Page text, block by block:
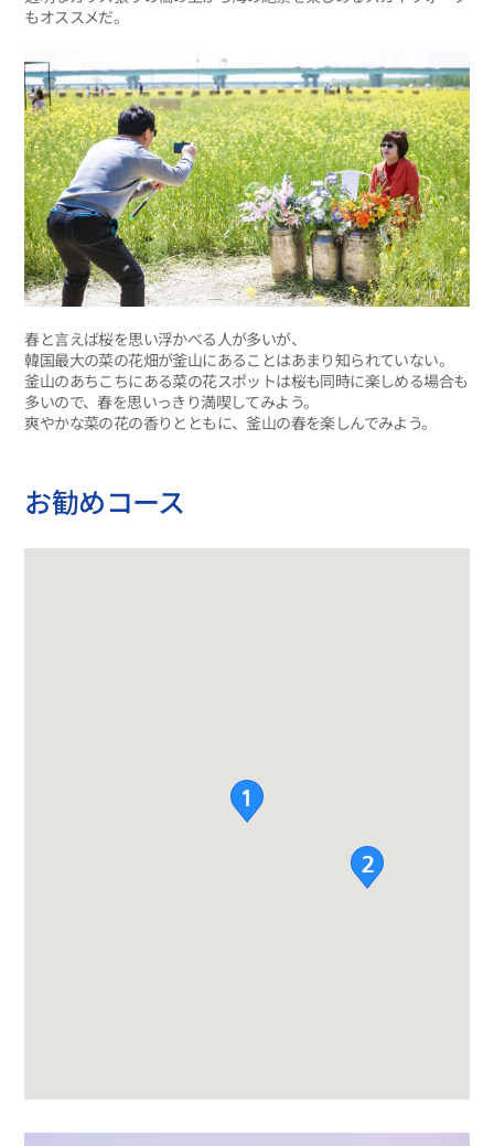
もオススメだ。
春と言えば桜を思い浮かべる人が多いが、
韓国最大の菜の花畑が釜山にあることはあまり知られていない。
釜山のあちこちにある菜の花スポットは桜も同時に楽しめる場合も
多いので、春を思いっきり満喫してみよう。
爽やかな菜の花の香りとともに、釜山の春を楽しんでみよう。
お勧めコース